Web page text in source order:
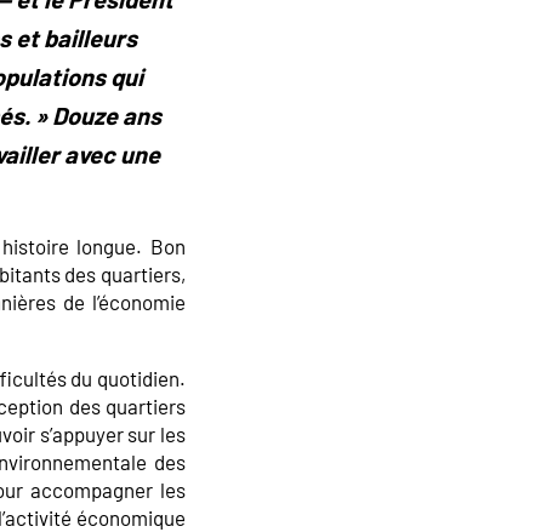
et bailleurs
qui
» Douze ans
avec une
longue. Bon
des quartiers,
de l’économie
du quotidien.
des quartiers
s’appuyer sur les
des
accompagner les
économique